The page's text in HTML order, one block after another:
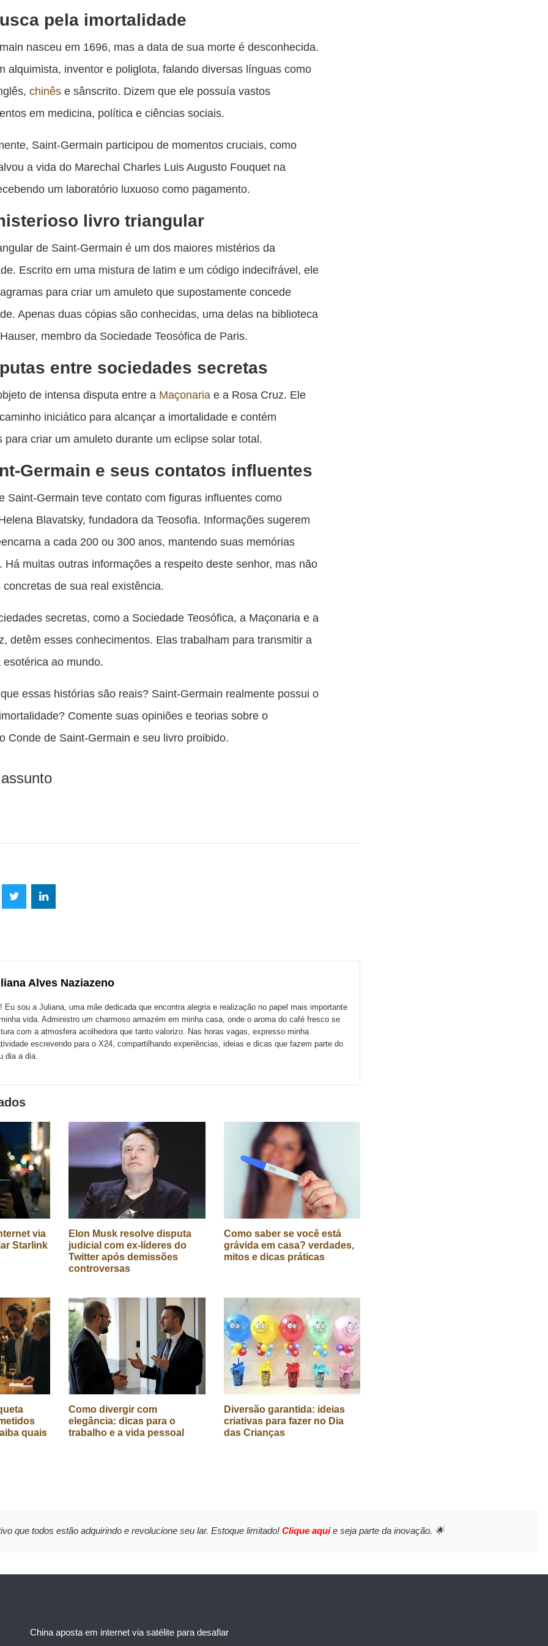
pela imortalidade
nasceu em 1696, mas a data de sua morte é desconhecida.
alquimista, inventor e poliglota, falando diversas línguas como
chinês e sânscrito. Dizem que ele possuía vastos
em medicina, política e ciências sociais.
Saint-Germain participou de momentos cruciais, como
a vida do Marechal Charles Luis Augusto Fouquet na
um laboratório luxuoso como pagamento.
livro triangular
de Saint-Germain é um dos maiores mistérios da
Escrito em uma mistura de latim e um código indecifrável, ele
para criar um amuleto que supostamente concede
Apenas duas cópias são conhecidas, uma delas na biblioteca
membro da Sociedade Teosófica de Paris.
entre sociedades secretas
de intensa disputa entre a Maçonaria e a Rosa Cruz. Ele
iniciático para alcançar a imortalidade e contém
para criar um amuleto durante um eclipse solar total.
Germain e seus contatos influentes
Saint-Germain teve contato com figuras influentes como
Blavatsky, fundadora da Teosofia. Informações sugerem
a cada 200 ou 300 anos, mantendo suas memórias
Há muitas outras informações a respeito deste senhor, mas não
concretas de sua real existência.
secretas, como a Sociedade Teosófica, a Maçonaria e a
detêm esses conhecimentos. Elas trabalham para transmitir a
esotérica ao mundo.
essas histórias são reais? Saint-Germain realmente possui o
Comente suas opiniões e teorias sobre o
Conde de Saint-Germain e seu livro proibido.
Alves Naziazeno
Eu sou a Juliana, uma mãe dedicada que encontra alegria e realização no papel mais importante
vida. Administro um charmoso armazém em minha casa, onde o aroma do café fresco se
com a atmosfera acolhedora que tanto valorizo. Nas horas vagas, expresso minha
escrevendo para o X24, compartilhando experiências, ideias e dicas que fazem parte do
dia a dia.
via
Starlink
Elon Musk resolve disputa
judicial com ex-líderes do
Twitter após demissões
controversas
Como saber se você está
grávida em casa? verdades,
mitos e dicas práticas
quais
Como divergir com
elegância: dicas para o
trabalho e a vida pessoal
Diversão garantida: ideias
criativas para fazer no Dia
das Crianças
que todos estão adquirindo e revolucione seu lar. Estoque limitado! Clique aquie seja parte da inovação. 🌟
China aposta em internet via satélite para desafiar